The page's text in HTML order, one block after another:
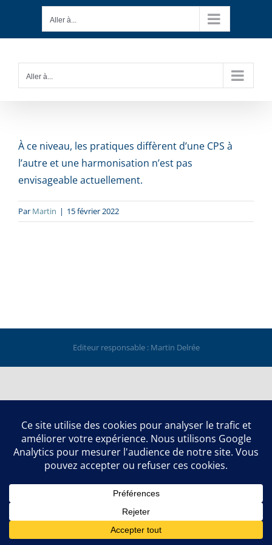
contenu
Aller à...
Aller à...
À ce niveau, les pratiques diffèrent d’une CPS à
l’autre et une harmonisation n’est pas
envisageable actuellement.
Par Martin | 15 février 2022
Editeur responsable : Martin Delrée